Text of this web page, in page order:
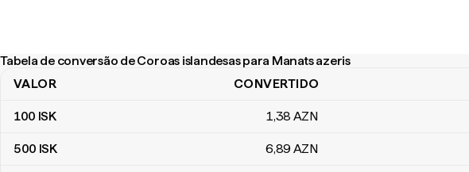
Tabela de conversão de Coroas islandesas para Manats azeris
Tabela de conversão de Coroas islandesas para Manats azeris
VALOR CONVERTIDO
100 ISK 1,38 AZN
500 ISK 6,89 AZN